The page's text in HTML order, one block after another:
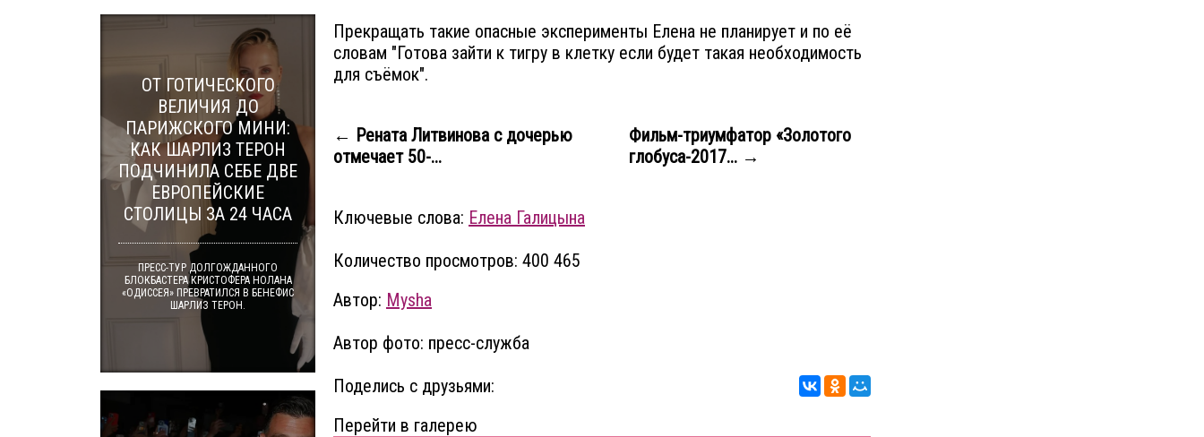
Прекращать такие опасные эксперименты Елена не планирует и по её
словам "Готова зайти к тигру в клетку если будет такая необходимость
для съёмок".
← Рената Литвинова с дочерью
отмечает 50-...
Фильм-триумфатор «Золотого
глобуса-2017... →
Ключевые слова: Елена Галицына
Количество просмотров: 400 465
Автор: Mysha
Автор фото: пресс-служба
Поделись с друзьями:
Перейти в галерею
ОТ ГОТИЧЕСКОГО
ВЕЛИЧИЯ ДО
ПАРИЖСКОГО МИНИ:
КАК ШАРЛИЗ ТЕРОН
ПОДЧИНИЛА СЕБЕ ДВЕ
ЕВРОПЕЙСКИЕ
СТОЛИЦЫ ЗА 24 ЧАСА
ПРЕСС-ТУР ДОЛГОЖДАННОГО
БЛОКБАСТЕРА КРИСТОФЕРА НОЛАНА
«ОДИССЕЯ» ПРЕВРАТИЛСЯ В БЕНЕФИС
ШАРЛИЗ ТЕРОН.